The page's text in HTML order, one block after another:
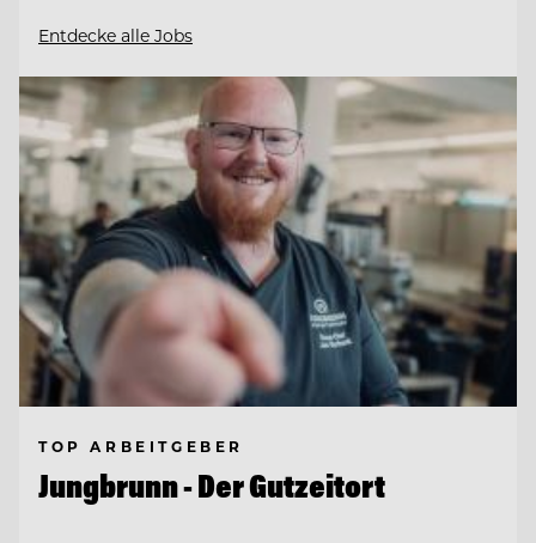
Entdecke alle Jobs
TOP ARBEITGEBER
Jungbrunn - Der Gutzeitort